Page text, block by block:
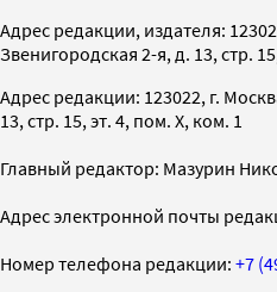
Адрес редакции, издателя:
Звенигородская 2-я, д. 13, стр.
Адрес редакции: 123022, г.
13, стр. 15, эт. 4, пом. X, ком. 1
Главный редактор: Мазурин
Адрес электронной почты
Номер телефона редакции: +7